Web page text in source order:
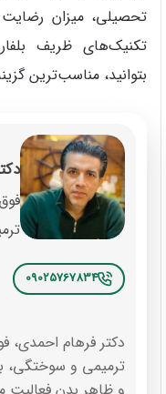
تحصیلی، میزان
تکنیک‌های ظریف
بتوانید، مناسب‌ترین
09025767834
دکتر فرهام
ترمیمی و سوختگی،